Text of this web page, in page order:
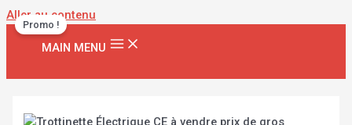
Aller au contenu
MAIN MENU
Promo !